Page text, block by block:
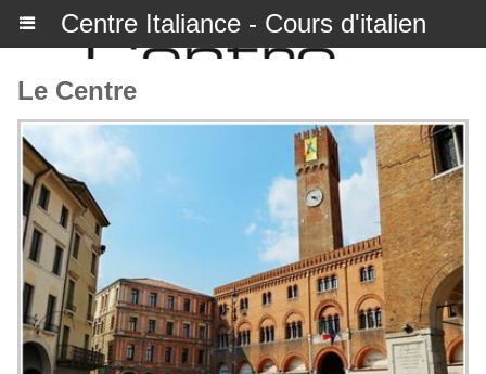
Centre Italiance - Cours d'italien
Le Centre